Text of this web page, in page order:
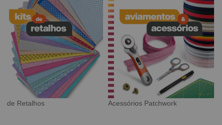
Tecido Digital Sarja Impermeável